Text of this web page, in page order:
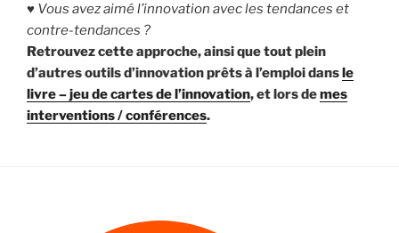
♥ Vous avez aimé l’innovation avec les tendances et
contre-tendances ?
Retrouvez cette approche, ainsi que tout plein
d’autres outils d’innovation prêts à l’emploi dansle
livre – jeu de cartes de l’innovation, et lors demes
interventions / conférences.